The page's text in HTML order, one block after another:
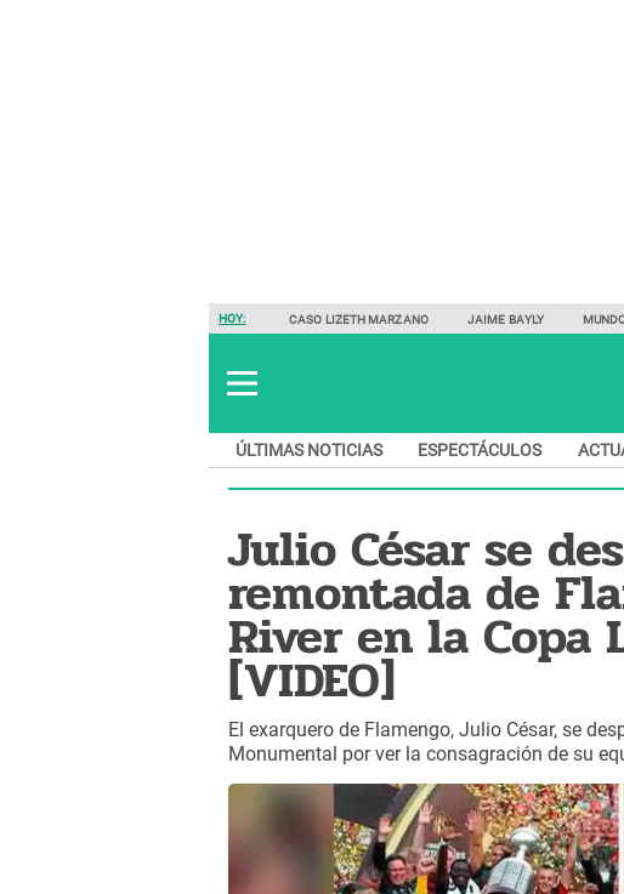
HOY: CASO LIZETH MARZANO JAIME BAYLY
ÚLTIMAS NOTICIAS ESPECTÁCULOS
Julio César se
remontada de
River en la Copa
[VIDEO]
El exarquero de Flamengo, Julio César, se
Monumental por ver la consagración de su